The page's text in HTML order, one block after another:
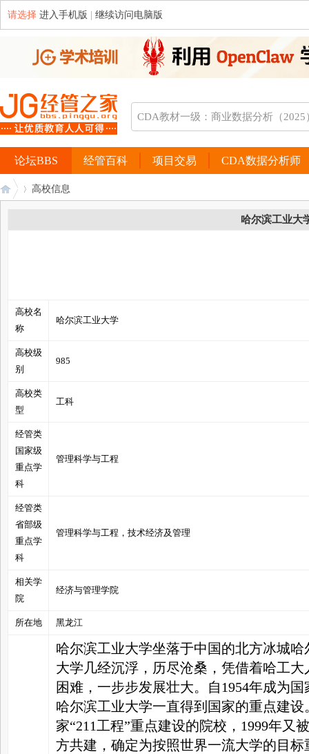
请选择 进入手机版 继续访问电脑版
经管百科 项目交易 CDA数据分析师
论坛BBS
高校信息
哈尔滨工业大
高校名
称
哈尔滨工业大学
高校级
别
985
高校类
型
工科
经管类
国家级
重点学
科
管理科学与工程
经管类
省部级
重点学
科
管理科学与工程，技术经济及管理
相关学
院
经济与管理学院
所在地 黑龙江
哈尔滨工业大学坐落于中国的北方冰城
大学几经沉浮，历尽沧桑，凭借着哈工
困难，一步步发展壮大。自1954年成为
哈尔滨工业大学一直得到国家的重点建
家“211工程”重点建设的院校，1999年又
方共建，确定为按照世界一流大学的目